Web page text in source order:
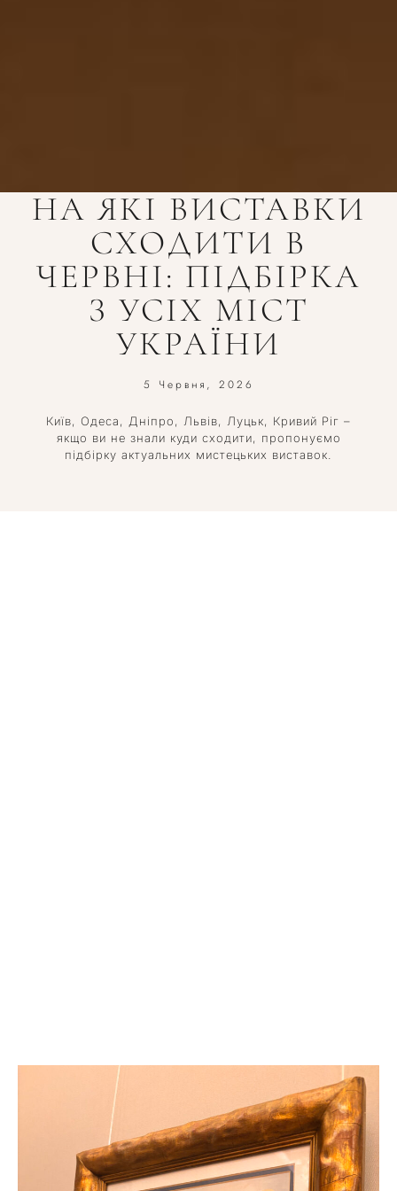
НА ЯКІ ВИСТАВКИ
СХОДИТИ В
ЧЕРВНІ: ПІДБІРКА
З УСІХ МІСТ
УКРАЇНИ
5 Червня, 2026
Київ, Одеса, Дніпро, Львів, Луцьк, Кривий Ріг –
якщо ви не знали куди сходити, пропонуємо
підбірку актуальних мистецьких виставок.